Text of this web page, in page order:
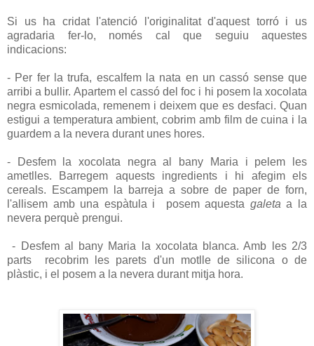
Si us ha cridat l'atenció l'originalitat d'aquest torró i us
agradaria fer-lo, només cal que seguiu aquestes
indicacions:
- Per fer la trufa, escalfem la nata en un cassó sense que
arribi a bullir. Apartem el cassó del foc i hi posem la xocolata
negra esmicolada, remenem i deixem que es desfaci. Quan
estigui a temperatura ambient, cobrim amb film de cuina i la
guardem a la nevera durant unes hores.
- Desfem la xocolata negra al bany Maria i pelem les
ametlles. Barregem aquests ingredients i hi afegim els
cereals. Escampem la barreja a sobre de paper de forn,
l'allisem amb una espàtula i posem aquesta galeta a la
nevera perquè prengui.
- Desfem al bany Maria la xocolata blanca. Amb les 2/3
parts recobrim les parets d'un motlle de silicona o de
plàstic, i el posem a la nevera durant mitja hora.